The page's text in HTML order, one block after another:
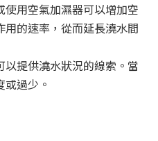
使用空氣加濕器可以增加空
的速率，從而延長澆水間
以提供澆水狀況的線索。當
過少。